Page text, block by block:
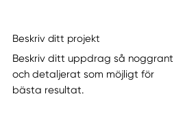
Beskriv ditt projekt
Beskriv ditt uppdrag så noggrant
och detaljerat som möjligt för
bästa resultat.